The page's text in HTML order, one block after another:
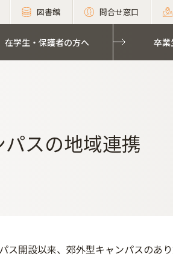
図書館 問合せ窓口
在学生・保護者の方へ 卒業
スの地域連携
ス開設以来、郊外型キャンパスのあ